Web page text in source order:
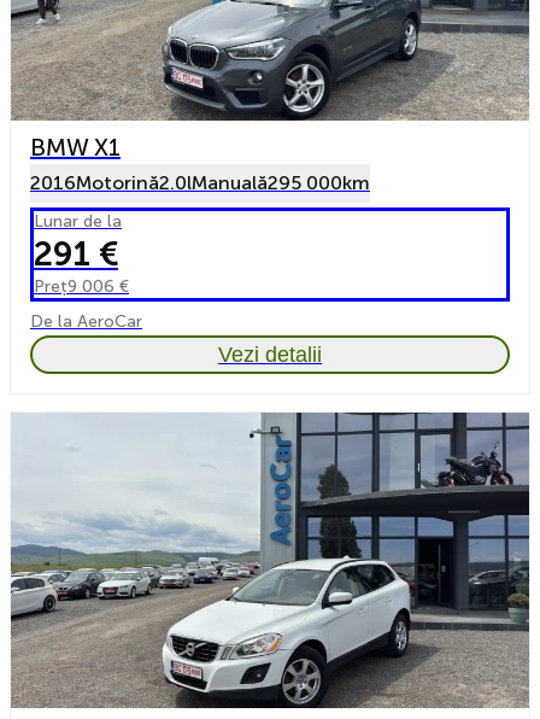
BMW X1
2016Motorină2.0lManuală295 000km
Lunar de la
291 €
Preț9 006 €
De la AeroCar
Vezi detalii